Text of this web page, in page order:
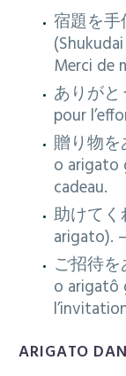
宿題を手
Merci de
ありがと
pour
贈り物を
o arigato
cadeau.
助けてく
arigato).
ご招待
o arigatô
ARIGATO